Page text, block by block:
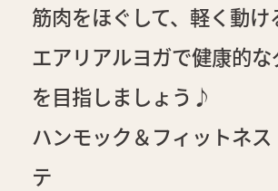
筋肉をほぐして、軽く動け
エアリアルヨガで健康的な
を目指しましょう♪
ハンモック＆フィットネ
テ